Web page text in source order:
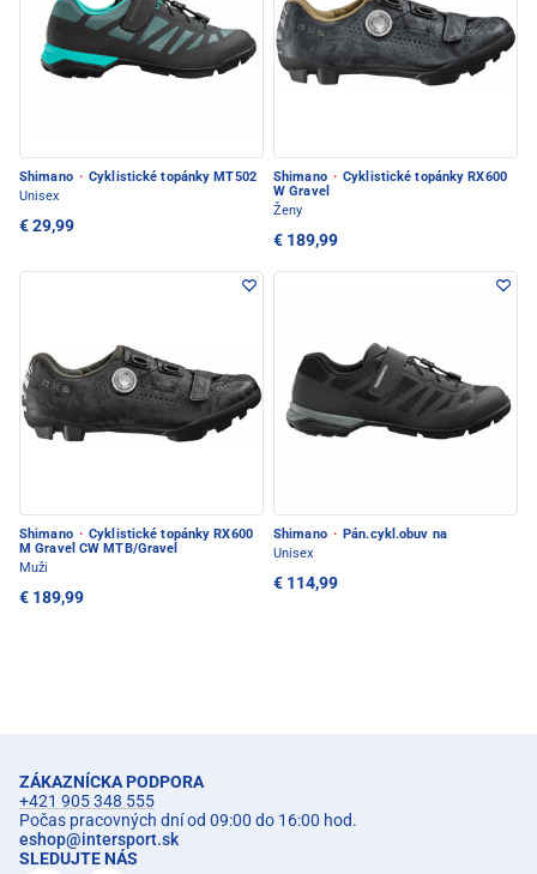
Shimano · Cyklistické topánky MT502
Unisex
€ 29,99
Shimano · Cyklistické topánky RX600
W Gravel
Ženy
€ 189,99
Shimano · Cyklistické topánky RX600
M Gravel CW MTB/Gravel
Muži
€ 189,99
Shimano · Pán.cykl.obuv na
Unisex
€ 114,99
ZÁKAZNÍCKA PODPORA
+421 905 348 555
Počas pracovných dní od 09:00 do 16:00 hod.
eshop@intersport.sk
SLEDUJTE NÁS